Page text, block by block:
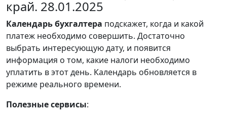
край. 28.01.2025
Календарьбухгалтера подскажет, когда и какой
платеж необходимо совершить. Достаточно
выбрать интересующую дату, и появится
информация о том, какие налоги необходимо
уплатить в этот день. Календарь обновляется в
режиме реального времени.
Полезные сервисы: